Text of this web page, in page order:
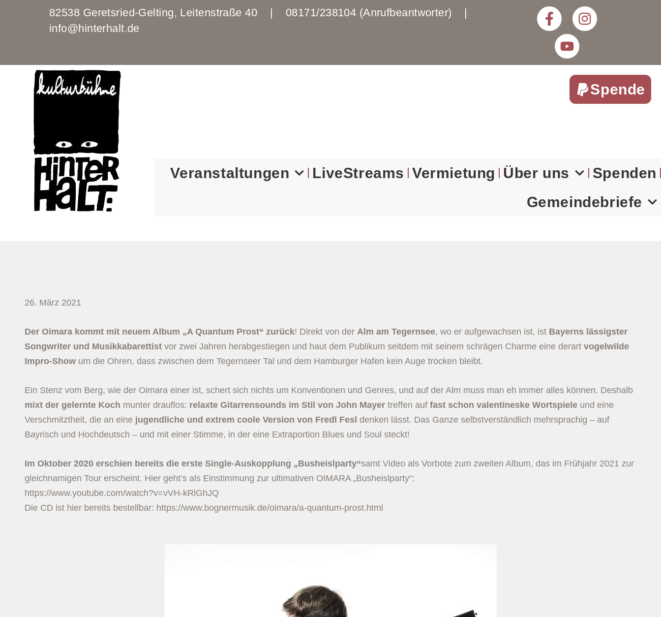
82538 Geretsried-Gelting, Leitenstraße 40 | 08171/238104 (Anrufbeantworter) |
info@hinterhalt.de
Spende
Veranstaltungen LiveStreams Vermietung Über uns
Spenden
Gemeindebriefe
26. März 2021
Der Oimara kommt mit neuem Album „A Quantum Prost“ zurück! Direkt von der Alm am Tegernsee, wo er aufgewachsen ist, ist Bayerns lässigster
Songwriter und Musikkabarettist vor zwei Jahren herabgestiegen und haut dem Publikum seitdem mit seinem schrägen Charme eine derart vogelwilde
Impro-Show um die Ohren, dass zwischen dem Tegernseer Tal und dem Hamburger Hafen kein Auge trocken bleibt.
Ein Stenz vom Berg, wie der Oimara einer ist, schert sich nichts um Konventionen und Genres, und auf der Alm muss man eh immer alles können. Deshalb
mixt der gelernte Koch munter drauflos: relaxte Gitarrensounds im Stil von John Mayer treffen auf fast schon valentineske Wortspiele und eine
Verschmitztheit, die an eine jugendliche und extrem coole Version von Fredl Fesl denken lässt. Das Ganze selbstverständlich mehrsprachig – auf
Bayrisch und Hochdeutsch – und mit einer Stimme, in der eine Extraportion Blues und Soul steckt!
Im Oktober 2020 erschien bereits die erste Single-Auskopplung „Busheislparty“samt Video als Vorbote zum zweiten Album, das im Frühjahr 2021 zur
gleichnamigen Tour erscheint. Hier geht’s als Einstimmung zur ultimativen OIMARA „Busheislparty“:
https://www.youtube.com/watch?v=vVH-kRlGhJQ
Die CD ist hier bereits bestellbar: https://www.bognermusik.de/oimara/a-quantum-prost.html